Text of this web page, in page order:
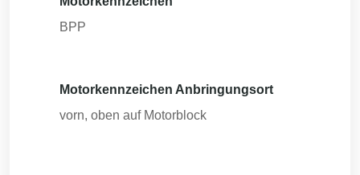
BPP
Motorkennzeichen Anbringungsort
vorn, oben auf Motorblock